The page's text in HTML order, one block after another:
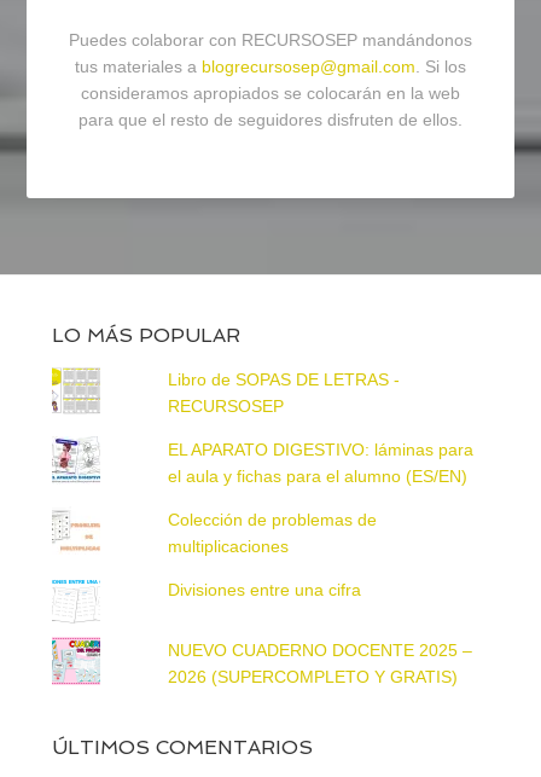
Puedes colaborar con RECURSOSEP mandándonos
tus materiales a blogrecursosep@gmail.com. Si los
consideramos apropiados se colocarán en la web
para que el resto de seguidores disfruten de ellos.
LO MÁS POPULAR
Libro de SOPAS DE LETRAS -
RECURSOSEP
EL APARATO DIGESTIVO: láminas para
el aula y fichas para el alumno (ES/EN)
Colección de problemas de
multiplicaciones
Divisiones entre una cifra
NUEVO CUADERNO DOCENTE 2025 –
2026 (SUPERCOMPLETO Y GRATIS)
ÚLTIMOS COMENTARIOS